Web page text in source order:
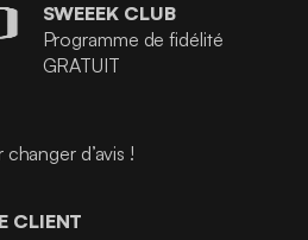
SWEEEK CLUB
Programme de fidélité
GRATUIT
d’avis !
CLIENT